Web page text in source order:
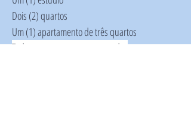
Dois (2) quartos
Um (1) apartamento de três quartos
Todos os apartamentos ocupados